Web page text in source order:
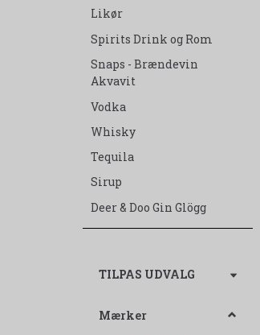
Likør
Spirits Drink og Rom
Snaps - Brændevin
Akvavit
Vodka
Whisky
Tequila
Sirup
Deer & Doo Gin Glögg
TILPAS UDVALG
Mærker